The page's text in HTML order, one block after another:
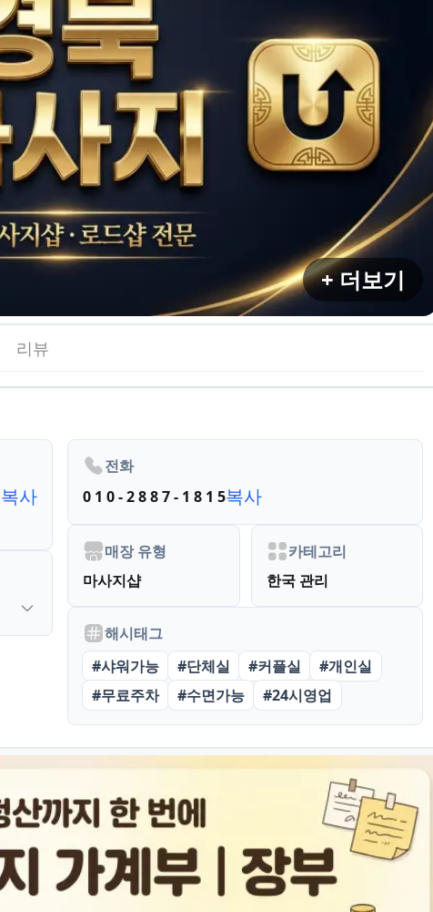
+ 더보기
리뷰
복사
전화
0 1 0 - 2 8 8 7 - 1 8 1 5복사
매장 유형
마사지샵
카테고리
한국 관리
해시태그
#샤워가능 #단체실 #커플실 #개인실
#무료주차 #수면가능 #24시영업